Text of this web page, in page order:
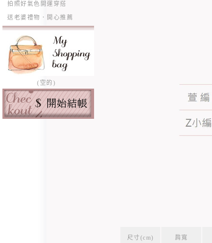
拍照好氣色開運穿搭
送老婆禮物．開心推薦
(空的)
尺寸(cm) 肩寬